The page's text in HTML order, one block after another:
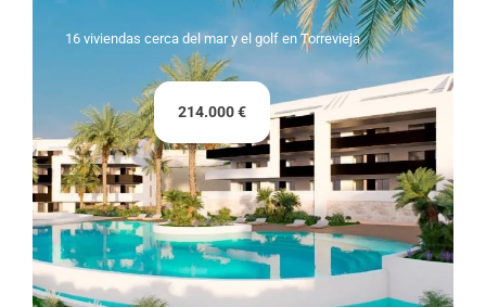
16 viviendas cerca del mar y el golf en Torrevieja
214.000 €